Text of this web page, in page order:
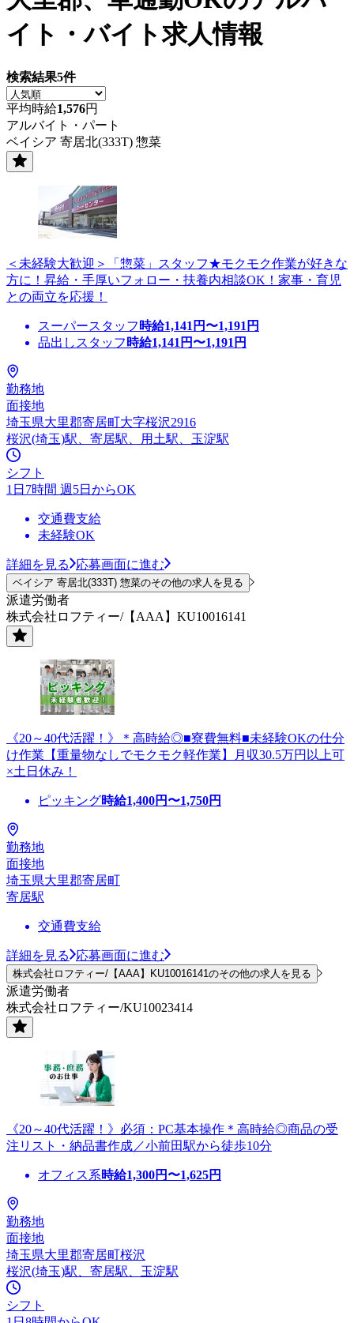
イト・バイト求人情報
検索結果5件
平均時給1,576円
アルバイト・パート
ベイシア 寄居北(333T) 惣菜
＜未経験大歓迎＞「惣菜」スタッフ★モクモク作業が好きな
方に！昇給・手厚いフォロー・扶養内相談OK！家事・育児
との両立を応援！
スーパースタッフ 時給1,141 円〜1,191 円
品出しスタッフ 時給1,141 円〜1,191 円
勤務地
面接地
埼玉県大里郡寄居町大字桜沢2916
桜沢(埼玉)駅、寄居駅、用土駅、玉淀駅
シフト
1日7時間 週5日からOK
交通費支給
未経験OK
詳細を見る 応募画面に進む
ベイシア 寄居北(333T) 惣菜のその他の求人を見る
派遣労働者
株式会社ロフティー/【AAA】KU10016141
《20～40代活躍！》＊高時給◎■寮費無料■未経験OKの仕分
け作業【重量物なしでモクモク軽作業】月収30.5万円以上可
×土日休み！
ピッキング時給1,400円〜1,750円
勤務地
面接地
埼玉県大里郡寄居町
寄居駅
交通費支給
詳細を見る 応募画面に進む
株式会社ロフティー/【AAA】KU10016141のその他の求人を見る
派遣労働者
株式会社ロフティー/KU10023414
《20～40代活躍！》必須：PC基本操作＊高時給◎商品の受
注リスト・納品書作成／小前田駅から徒歩10分
オフィス系時給1,300円〜1,625円
勤務地
面接地
埼玉県大里郡寄居町桜沢
桜沢(埼玉)駅、寄居駅、玉淀駅
シフト